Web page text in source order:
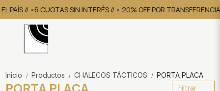
// •6 CUOTAS SIN INTERÉS // • 20% OFF POR TRANSFERENCIA •
Inicio / Productos / CHALECOS TÁCTICOS / PORTA PLACA
Filtrar